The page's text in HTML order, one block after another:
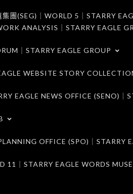
團(SEG)｜WORLD 5｜STARRY
ANALYSIS｜STARRY EAGLE
｜STARRY EAGLE GROUP
WEBSITE STORY
EAGLE NEWS OFFICE (SENO)｜
OFFICE (SPO)｜STARRY
11｜STARRY EAGLE WORDS